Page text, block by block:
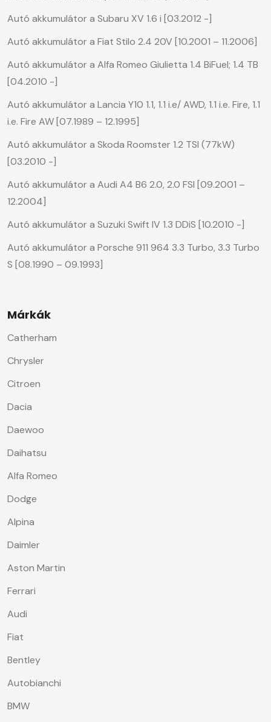
Autó akkumulátor a Subaru XV 1.6 i [03.2012 -]
Autó akkumulátor a Fiat Stilo 2.4 20V [10.2001 – 11.2006]
Autó akkumulátor a Alfa Romeo Giulietta 1.4 BiFuel; 1.4 TB
[04.2010 -]
Autó akkumulátor a Lancia Y10 1.1, 1.1 i.e/ AWD, 1.1 i.e. Fire, 1.1
i.e. Fire AW [07.1989 – 12.1995]
Autó akkumulátor a Skoda Roomster 1.2 TSI (77kW)
[03.2010 -]
Autó akkumulátor a Audi A4 B6 2.0, 2.0 FSI [09.2001 –
12.2004]
Autó akkumulátor a Suzuki Swift IV 1.3 DDiS [10.2010 -]
Autó akkumulátor a Porsche 911 964 3.3 Turbo, 3.3 Turbo
S [08.1990 – 09.1993]
Márkák
Catherham
Chrysler
Citroen
Dacia
Daewoo
Daihatsu
Alfa Romeo
Dodge
Alpina
Daimler
Aston Martin
Ferrari
Audi
Fiat
Bentley
Autobianchi
BMW